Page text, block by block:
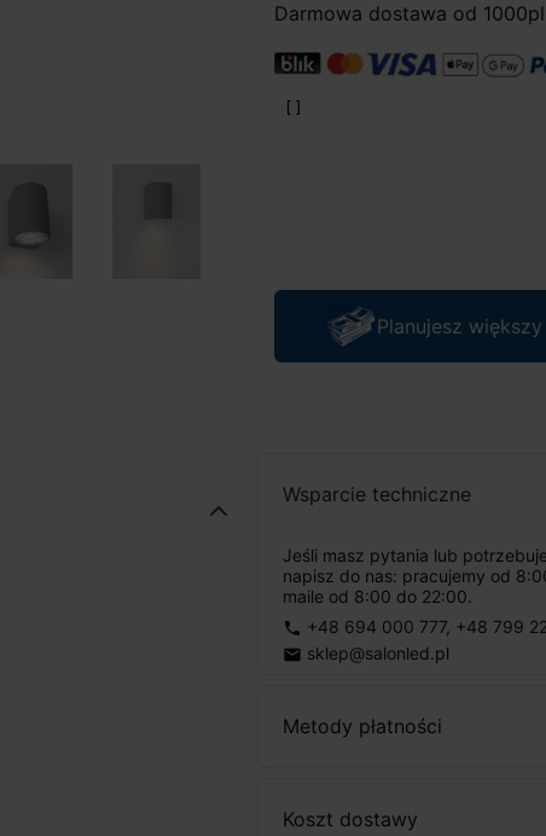
Darmowa dostawa od
Planujesz
Wsparcie techniczne
Jeśli masz pytania lub
napisz do nas: pracujemy od
maile od 8:00 do 22:00.
phone +48 694 000 777, +48 799
email sklep@salonled.pl
Metody płatności
Koszt dostawy